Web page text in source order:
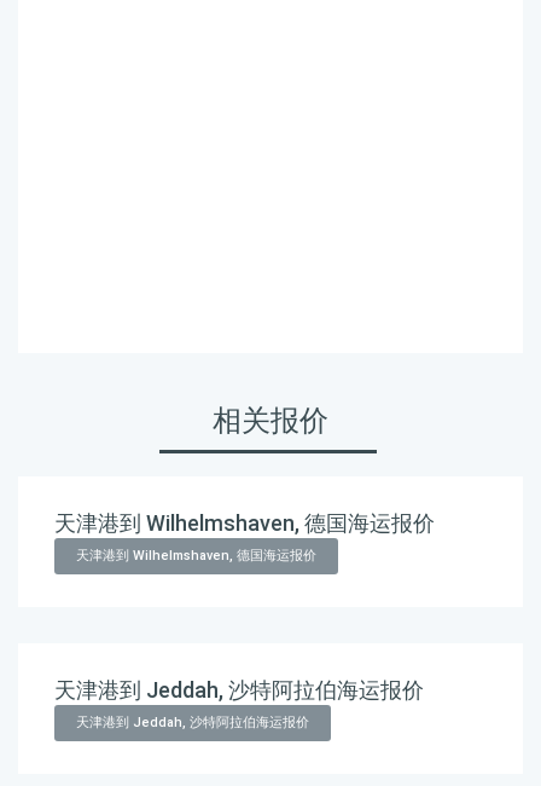
相关报价
天津港到 Wilhelmshaven, 德国海运报价
天津港到 Wilhelmshaven, 德国海运报价
天津港到 Jeddah, 沙特阿拉伯海运报价
天津港到 Jeddah, 沙特阿拉伯海运报价